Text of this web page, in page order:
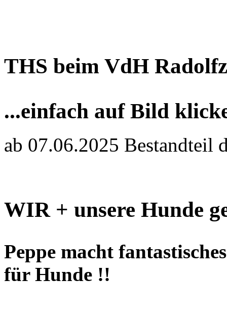
THS beim VdH
...einfach auf Bild
ab 07.06.2025 Bestandteil
WIR + unsere Hunde
Peppe macht
für Hunde !!